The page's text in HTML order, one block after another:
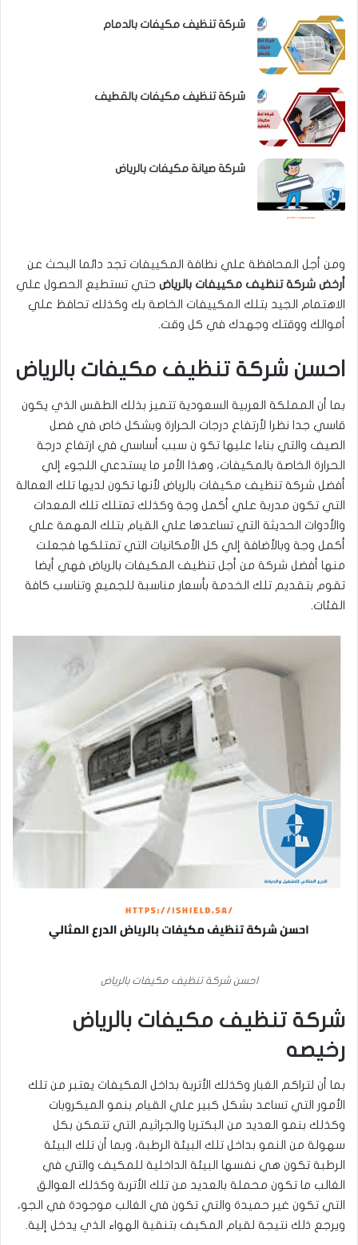
شركة تنظيف مكيفات بالدمام
شركة تنظيف مكيفات بالقطيف
شركة صيانة مكيفات بالرياض
ومن أجل المحافظة علي نظافة المكييفات تجد دائما البحث عن
أرخض شركة تنظيف مكييفات بالرياض حتي تستطيع الحصول علي
الاهتمام الجيد بتلك المكييفات الخاصة بك وكذلك تحافظ علي
أموالك ووقتك وجهدك في كل وقت.
احسن شركة تنظيف مكيفات بالرياض
بما أن المملكة العربية السعودية تتميز بذلك الطقس الذي يكون
قاسي جدا نظرا لأرتفاع درجات الحرارة وبشكل خاص في فصل
الصيف والتي بناءا عليها تكو ن سبب أساسي في ارتفاع درجة
الحرارة الخاصة بالمكيفات، وهذا الأمر ما يستدعي اللجوء إلي
أفضل شركة تنظيف مكيفات بالرياض لأنها تكون لديها تلك العمالة
التي تكون مدربة علي أكمل وجة وكذلك تمتلك تلك المعدات
والأدوات الحديثة التي تساعدها علي القيام بتلك المهمة علي
أكمل وجة وبالأضافة إلي كل الأمكانيات التي تمتلكها فجعلت
منها أفضل شركة من أجل تنظيف المكيفات بالرياض فهي أيضا
تقوم بتقديم تلك الخدمة بأسعار مناسبة للجميع وتناسب كافة
الفئات.
احسن شركة تنظيف مكيفات بالرياض
شركة تنظيف مكيفات بالرياض
رخيصه
بما أن لتراكم الغبار وكذلك الأتربة بداخل المكيفات يعتبر من تلك
الأمور التي تساعد بشكل كبير علي القيام بنمو الميكروبات
وكذلك بنمو العديد من البكتريا والجراثيم التي تتمكن بكل
سهولة من النمو بداخل تلك البيئة الرطبة، وبما أن تلك البيئة
الرطبة تكون هي نفسها البيئة الداخلية للمكيف والتي في
الغالب ما تكون محملة بالعديد من تلك الأتربة وكذلك العوالق
التي تكون غير حميدة والتي تكون في الغالب موجودة في الجو،
ويرجع ذلك نتيجة لقيام المكيف بتنقية الهواء الذي يدخل إلية.